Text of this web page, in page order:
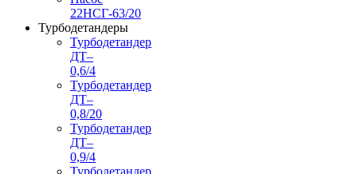
22НСГ-63/20
Турбодетандеры
Турбодетандер
ДТ–
0,6/4
Турбодетандер
ДТ–
0,8/20
Турбодетандер
ДТ–
0,9/4
Турбодетандер